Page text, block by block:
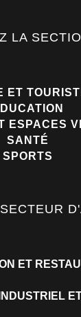
LA
ET
ESPACES
SANTÉ
SPORTS
ET